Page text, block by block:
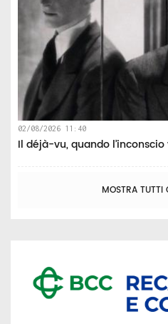
02/08/2026 11:40
Il déjà-vu, quando
MOSTRA TUTTI